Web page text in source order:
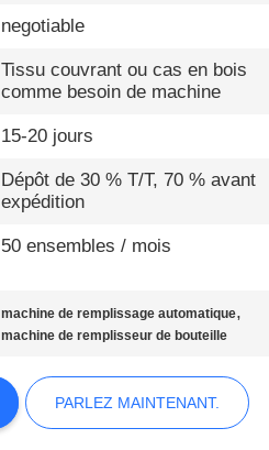
negotiable
Tissu couvrant ou cas en bois
comme besoin de machine
15-20 jours
Dépôt de 30 % T/T, 70 % avant
expédition
50 ensembles / mois
machine de remplissage automatique,
machine de remplisseur de bouteille
PARLEZ MAINTENANT.